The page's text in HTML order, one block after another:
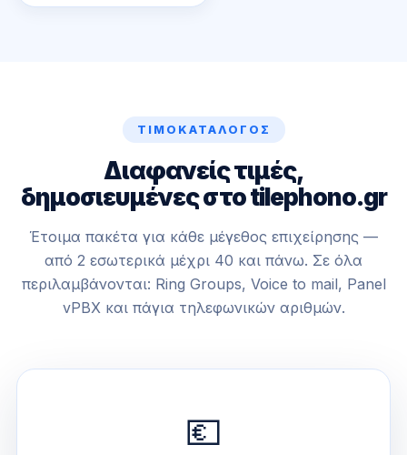
ΤΙΜΟΚΑΤΆΛΟΓΟΣ
Διαφανείς τιμές,
δημοσιευμένες στο tilephono.gr
Έτοιμα πακέτα για κάθε μέγεθος επιχείρησης —
από 2 εσωτερικά μέχρι 40 και πάνω. Σε όλα
περιλαμβάνονται: Ring Groups, Voice to mail, Panel
vPBX και πάγια τηλεφωνικών αριθμών.
💶